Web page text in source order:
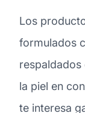
Los
formulados
respaldados
la piel en
te interesa